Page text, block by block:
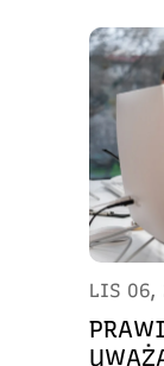
LIS 06,